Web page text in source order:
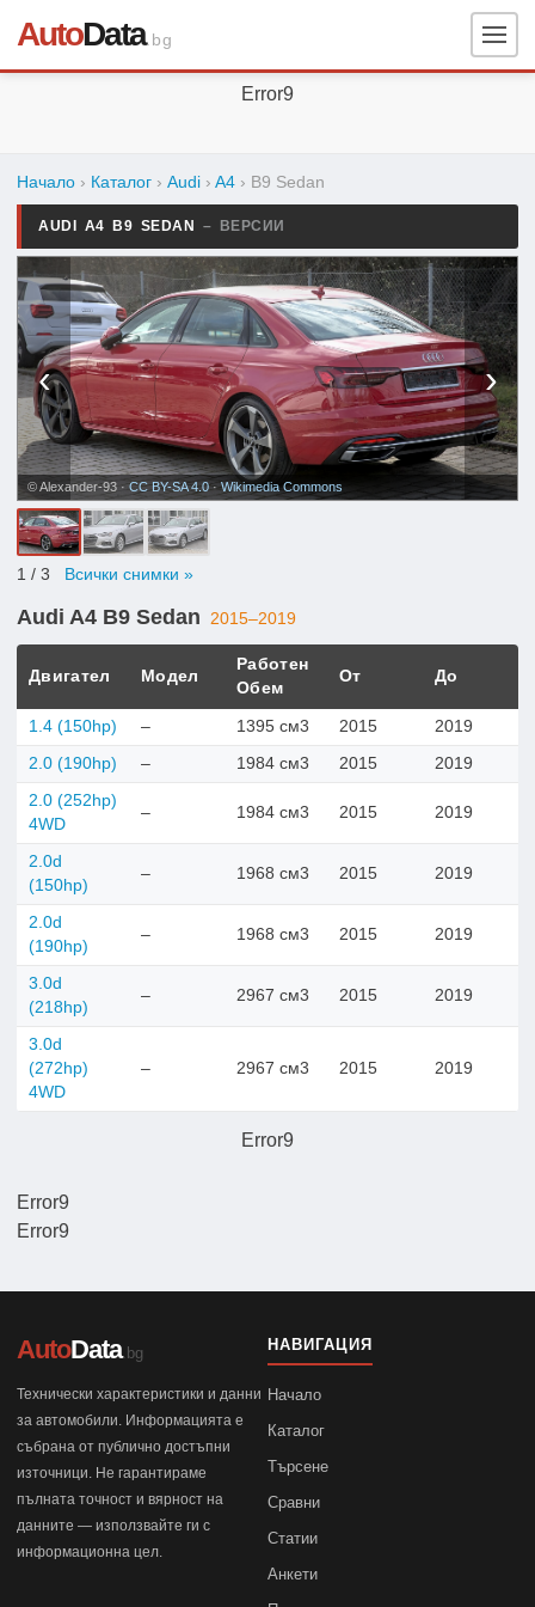
AutoData.bg
Error9
Error9
Начало › Каталог › Audi › A4 › B9 Sedan
AUDI A4 B9 SEDAN – ВЕРСИИ
‹ ›
© Alexander-93 · CC BY-SA 4.0·Wikimedia Commons
1 / 3 Всички снимки »
Audi A4 B9 Sedan 2015–2019
Двигател Модел
Работен
Обем
От До
1.4 (150hp) – 1395 см3 2015 2019
2.0 (190hp) – 1984 см3 2015 2019
2.0 (252hp)
4WD
– 1984 см3 2015 2019
2.0d
(150hp)
– 1968 см3 2015 2019
2.0d
(190hp)
– 1968 см3 2015 2019
3.0d
(218hp)
– 2967 см3 2015 2019
3.0d
(272hp)
4WD
– 2967 см3 2015 2019
Error9
Error9
AutoData.bg
Технически характеристики и данни
за автомобили. Информацията е
събрана от публично достъпни
източници. Не гарантираме
пълната точност и вярност на
данните — използвайте ги с
информационна цел.
НАВИГАЦИЯ
Начало
Каталог
Търсене
Сравни
Статии
Анкети